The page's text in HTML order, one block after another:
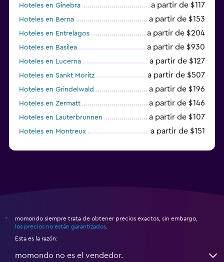
Hoteles en Ginebra a partir de $117
Hoteles en Berna a partir de $153
Hoteles en Entrelagos a partir de $204
Hoteles en Basilea a partir de $930
Hoteles en Lucerna a partir de $127
Hoteles en Sankt Moritz a partir de $507
Hoteles en Grindelwald a partir de $196
Hoteles en Zermatt a partir de $146
Hoteles en Lauterbrunnen a partir de $107
Hoteles en Montreux a partir de $151
*
momondo siempre trata de obtener precios exactos, sin embargo,
los precios no están garantizados
Esta es la razón:
momondo no es el vendedor.